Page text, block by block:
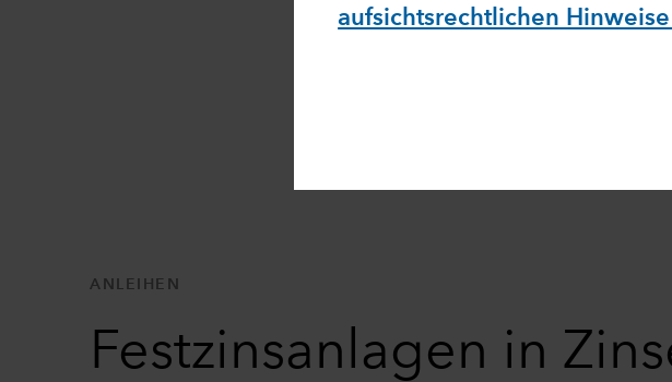
aufsichtsrechtlichen
ANLEIHEN
Festzinsanlagen in